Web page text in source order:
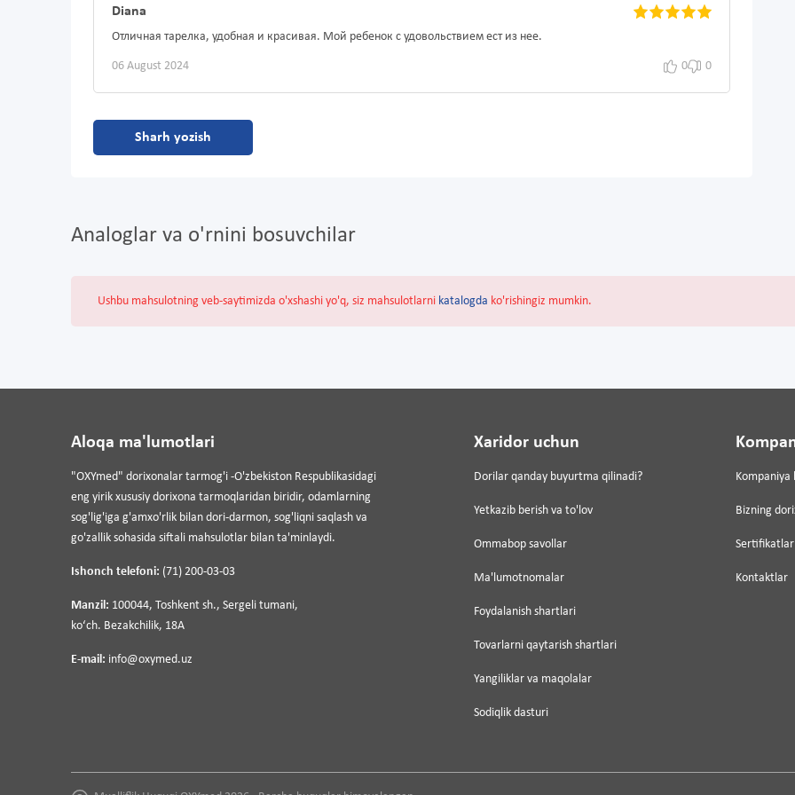
Diana
Отличная тарелка, удобная и красивая. Мой ребенок с удовольствием ест из нее.
06 August 2024 0 0
Sharh yozish
Analoglar va o'rnini bosuvchilar
Ushbu mahsulotning veb-saytimizda o'xshashi yo'q, siz mahsulotlarni katalogda ko'rishingiz mumkin.
Aloqa ma'lumotlari
"OXYmed" dorixonalar tarmog'i -O'zbekiston Respublikasidagi
eng yirik xususiy dorixona tarmoqlaridan biridir, odamlarning
sog'lig'iga g'amxo'rlik bilan dori-darmon, sog'liqni saqlash va
go'zallik sohasida siftali mahsulotlar bilan ta'minlaydi.
Ishonch telefoni: (71) 200-03-03
Manzil: 100044, Toshkent sh., Sergeli tumani,
koʻch. Bezakchilik, 18A
E-mail: info@oxymed.uz
Xaridor uchun
Dorilar qanday buyurtma qilinadi?
Yetkazib berish va to'lov
Ommabop savollar
Ma'lumotnomalar
Foydalanish shartlari
Tovarlarni qaytarish shartlari
Yangiliklar va maqolalar
Sodiqlik dasturi
Kompaniya
Bizning
Sertifikatlar
Kontaktlar